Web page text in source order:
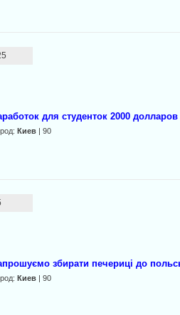
для студенток 2000 долларов
Киев| 90
збирати печериці до
Киев| 90